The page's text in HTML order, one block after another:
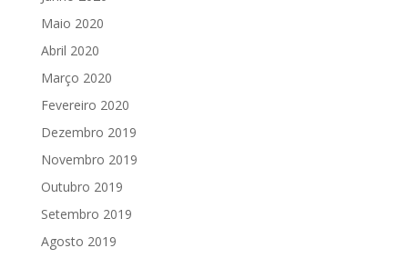
Maio 2020
Abril 2020
Março 2020
Fevereiro 2020
Dezembro 2019
Novembro 2019
Outubro 2019
Setembro 2019
Agosto 2019